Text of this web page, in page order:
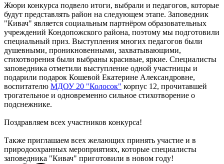
Жюри конкурса подвело итоги, выбрали и педагогов, которые
будут представлять район на следующем этапе. Заповедник
"Кивач" является социальным партнёром образовательных
учреждений Кондопожского района, поэтому мы подготовили
специальный приз. Выступления многих педагогов были
душевными, проникновенными, захватывающими,
стихотворения были выбраны красивые, яркие. Специалисты
заповедника отметили выступление одной участницы и
подарили подарок Кошевой Екатерине Александровне,
воспитателю МДОУ 20 "Колосок" корпус 12, прочитавшей
трогательное и одновременно сильное стихотворение о
подснежнике.
Поздравляем всех участников конкурса!
Также приглашаем всех желающих принять участие и в
природоохранных мероприятиях, которые специалисты
заповедника "Кивач" приготовили в новом году!